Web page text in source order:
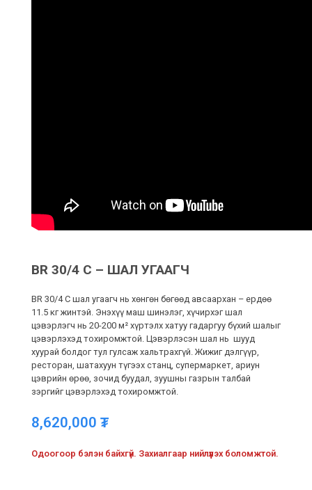
BR 30/4 C – ШАЛ УГААГЧ
BR 30/4 C шал угаагч нь хөнгөн бөгөөд авсаархан – ердөө
11.5 кг жинтэй. Энэхүү маш шинэлэг, хүчирхэг шал
цэвэрлэгч нь 20-200 м² хүртэлх хатуу гадаргуу бүхий шалыг
цэвэрлэхэд тохиромжтой. Цэвэрлэсэн шал нь шууд
хуурай болдог тул гулсаж хальтрахгүй. Жижиг дэлгүүр,
ресторан, шатахуун түгээх станц, супермаркет, ариун
цэврийн өрөө, зочид буудал, зуушны газрын талбай
зэргийг цэвэрлэхэд тохиромжтой.
8,620,000 ₮
Одоогоор бэлэн байхгүй. Захиалгаар нийлүүлэх боломжтой.